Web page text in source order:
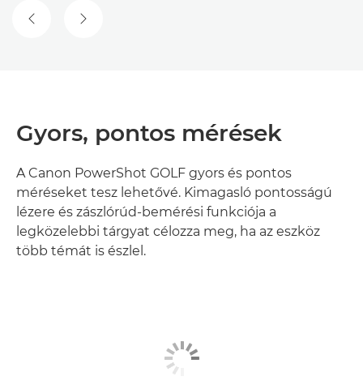
ELŐZŐ DIAKÖVETKEZŐ DIA
Gyors, pontos mérések
A Canon PowerShot GOLF gyors és pontos
méréseket tesz lehetővé. Kimagasló pontosságú
lézere és zászlórúd-bemérési funkciója a
legközelebbi tárgyat célozza meg, ha az eszköz
több témát is észlel.